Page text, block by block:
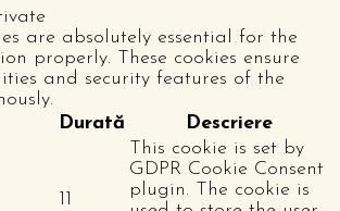
are absolutely essential for the
properly. These cookies ensure
and security features of the
Durată Descriere
11
This cookie is set by
GDPR Cookie Consent
plugin. The cookie is